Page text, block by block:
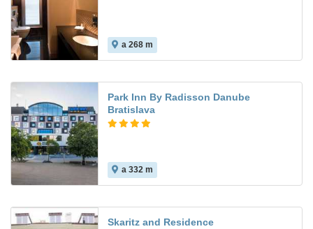
a 268 m
Park Inn By Radisson Danube
Bratislava
a 332 m
Skaritz and Residence